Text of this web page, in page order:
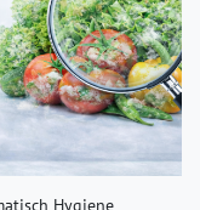
Hygiene